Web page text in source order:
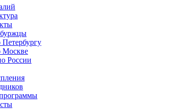
Москве
России